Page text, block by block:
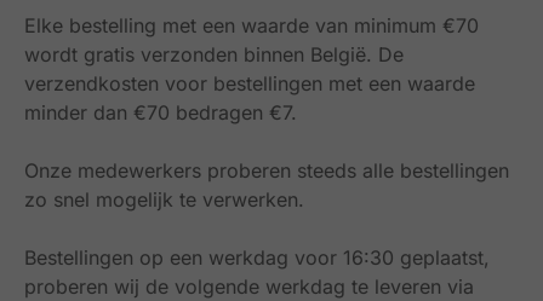
Elke bestelling met een waarde van minimum €70
wordt gratis verzonden binnen België. De
verzendkosten voor bestellingen met een waarde
minder dan €70 bedragen €7.
Onze medewerkers proberen steeds alle bestellingen
zo snel mogelijk te verwerken.
Bestellingen op een werkdag voor 16:30 geplaatst,
proberen wij de volgende werkdag te leveren via